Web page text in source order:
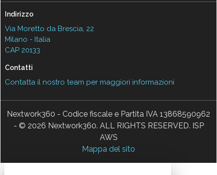
Indirizzo
Via Moretto da Brescia, 22
Milano - Italia
CAP 20133
Contatti
Contatta il nostro team per maggiori informazioni
Nextwork360 - Codice fiscale e Partita IVA 13868590962
- © 2026 Nextwork360. ALL RIGHTS RESERVED. ISP
AWS
Mappa del sito